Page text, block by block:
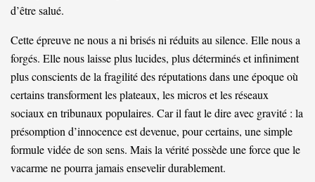
d’être salué.
Cette épreuve ne nous a ni brisés ni réduits au silence. Elle nous a
forgés. Elle nous laisse plus lucides, plus déterminés et infiniment
plus conscients de la fragilité des réputations dans une époque où
certains transforment les plateaux, les micros et les réseaux
sociaux en tribunaux populaires. Car il faut le dire avec gravité : la
présomption d’innocence est devenue, pour certains, une simple
formule vidée de son sens. Mais la vérité possède une force que le
vacarme ne pourra jamais ensevelir durablement.